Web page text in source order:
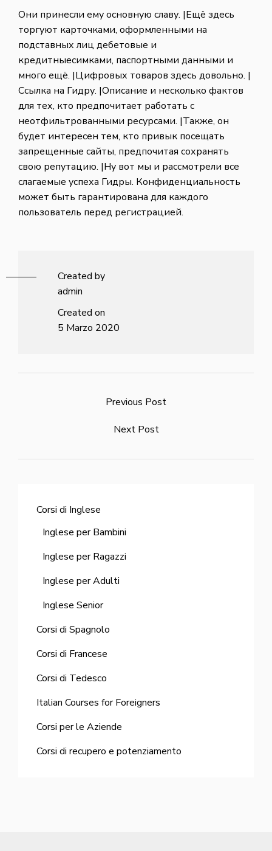
Они принесли ему основную славу. |Ещё здесь
торгуют карточками, оформленными на
подставных лиц дебетовые и
кредитныесимками, паспортными данными и
много ещё. |Цифровых товаров здесь довольно. |
Ссылка на Гидру. |Описание и несколько фактов
для тех, кто предпочитает работать с
неотфильтрованными ресурсами. |Также, он
будет интересен тем, кто привык посещать
запрещенные сайты, предпочитая сохранять
свою репутацию. |Ну вот мы и рассмотрели все
слагаемые успеха Гидры. Конфиденциальность
может быть гарантирована для каждого
пользователь перед регистрацией.
Created by
admin
Created on
5 Marzo 2020
Previous Post
Next Post
Corsi di Inglese
Inglese per Bambini
Inglese per Ragazzi
Inglese per Adulti
Inglese Senior
Corsi di Spagnolo
Corsi di Francese
Corsi di Tedesco
Italian Courses for Foreigners
Corsi per le Aziende
Corsi di recupero e potenziamento